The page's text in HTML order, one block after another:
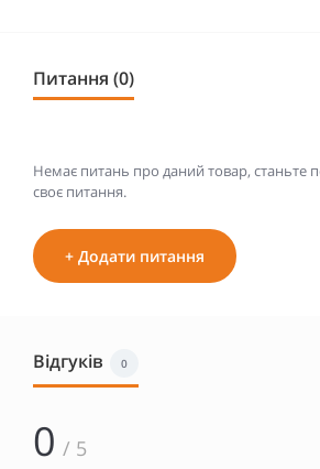
Питання (0)
Немає питань про даний товар, станьте
своє питання.
+ Додати питання
Відгуків 0
0 / 5